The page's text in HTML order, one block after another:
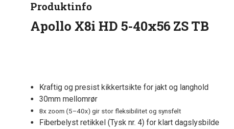
Produktinfo
Apollo X8i HD 5-40x56 ZS TB
Kraftig og presist kikkertsikte for jakt og langhold
30mm mellomrør
8x zoom (5–40x) gir stor fleksibilitet og synsfelt
Fiberbelyst retikkel (Tysk nr. 4) for klart dagslysbilde